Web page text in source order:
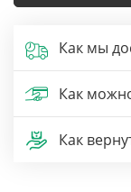
Как мы
Как
Как